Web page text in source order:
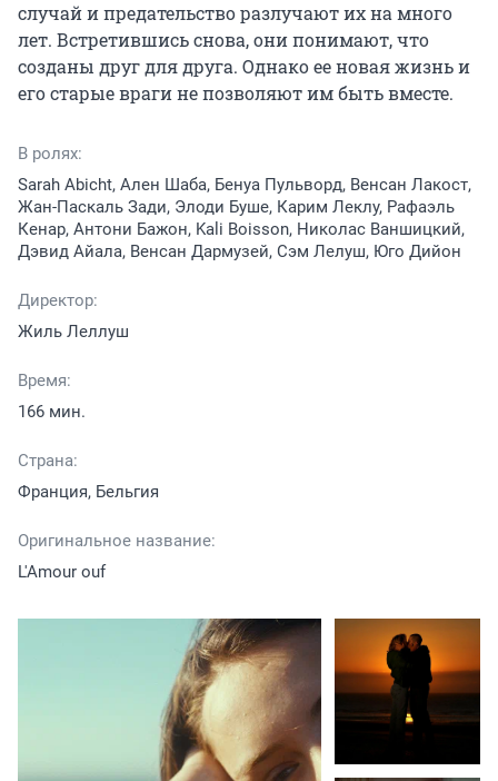
случай и предательство разлучают их на много
лет. Встретившись снова, они понимают, что
созданы друг для друга. Однако ее новая жизнь и
его старые враги не позволяют им быть вместе.
В ролях:
Sarah Abicht, Ален Шаба, Бенуа Пульворд, Венсан Лакост,
Жан-Паскаль Зади, Элоди Буше, Карим Леклу, Рафаэль
Кенар, Антони Бажон, Kali Boisson, Николас Ваншицкий,
Дэвид Айала, Венсан Дармузей, Сэм Лелуш, Юго Дийон
Директор:
Жиль Леллуш
Время:
166 мин.
Страна:
Франция, Бельгия
Оригинальное название:
L'Amour ouf